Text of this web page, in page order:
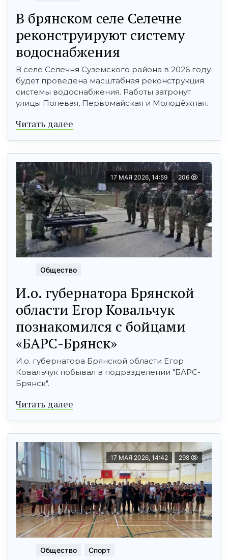
В брянском селе Селечне
реконструируют систему
водоснабжения
В селе Селечня Суземского района в 2026 году
будет проведена масштабная реконструкция
системы водоснабжения. Работы затронут
улицы Полевая, Первомайская и Молодёжная.
Читать далее
17 МАЯ 2026, 14:59 206
Общество
И.о. губернатора Брянской
области Егор Ковальчук
познакомился с бойцами
«БАРС-Брянск»
И.о. губернатора Брянской области Егор
Ковальчук побывал в подразделении "БАРС-
Брянск".
Читать далее
17 МАЯ 2026, 14:42 298
Общество Спорт